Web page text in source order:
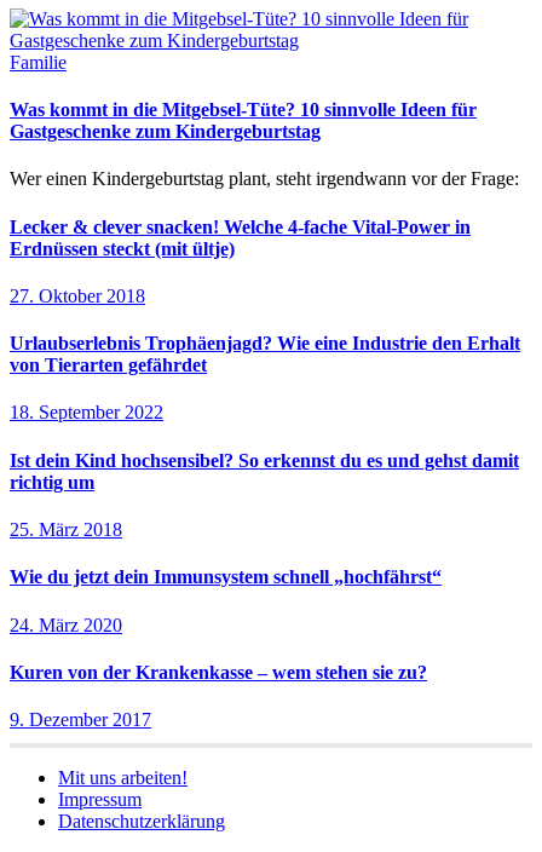
Familie
Was kommt in die Mitgebsel-Tüte? 10 sinnvolle Ideen für
Gastgeschenke zum Kindergeburtstag
Wer einen Kindergeburtstag plant, steht irgendwann vor der Frage:
Lecker & clever snacken! Welche 4-fache Vital-Power in
Erdnüssen steckt (mit ültje)
27. Oktober 2018
Urlaubserlebnis Trophäenjagd? Wie eine Industrie den Erhalt
von Tierarten gefährdet
18. September 2022
Ist dein Kind hochsensibel? So erkennst du es und gehst damit
richtig um
25. März 2018
Wie du jetzt dein Immunsystem schnell „hochfährst“
24. März 2020
Kuren von der Krankenkasse – wem stehen sie zu?
9. Dezember 2017
Mit uns arbeiten!
Impressum
Datenschutzerklärung